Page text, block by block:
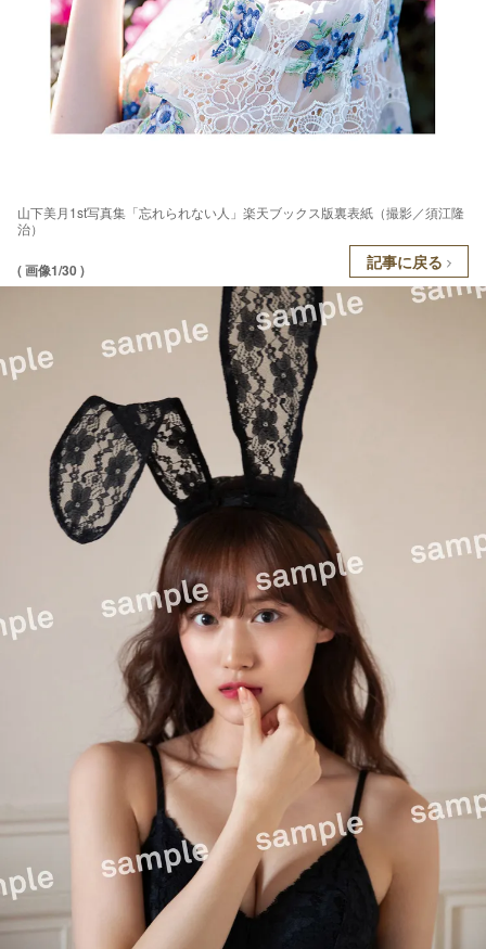
山下美月1st写真集「忘れられない人」楽天ブックス版裏表紙（撮影／須江隆
治）
( 画像1/30 ) 記事に戻る